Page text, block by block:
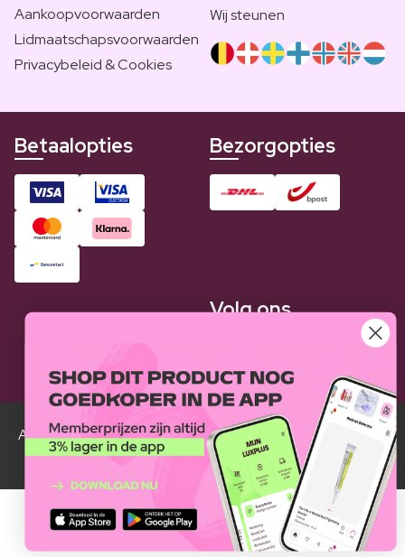
Aankoopvoorwaarden
Lidmaatschapsvoorwaarden
Privacybeleid & Cookies
Wij steunen
Betaalopties Bezorgopties
Volg ons
Alle Luxplus ledenprijzen zijn weergegeven in vergelijking
met de normale prijzen.